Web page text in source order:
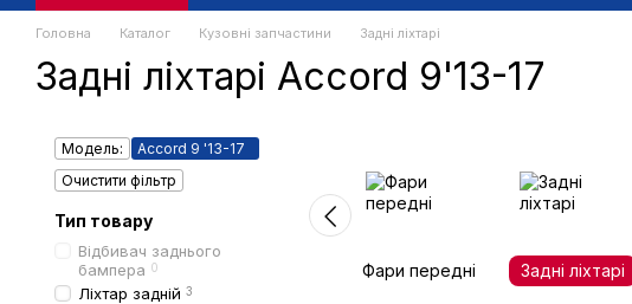
Угода користувача
Правові документи
Головна Каталог Кузовні запчастини Задні ліхтарі
Задні ліхтарі Accord 9'13-17
Фари передні Задні ліхтарі
Модель:
Accord 9 '13-17
Очистити фільтр
Тип товару
Відбивач заднього
бампера 0
Ліхтар задній 3